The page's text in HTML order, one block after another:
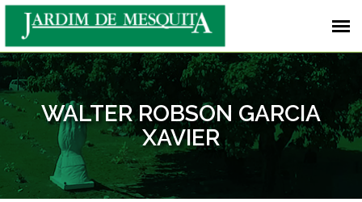
WALTER ROBSON GARCIA
XAVIER